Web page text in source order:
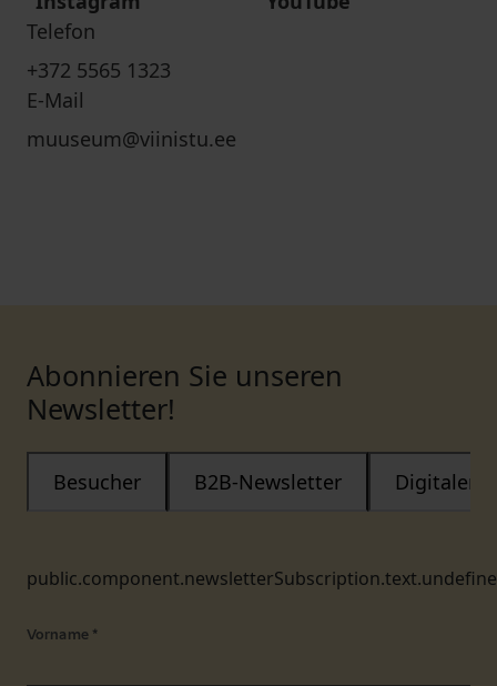
Telefon
+372 5565 1323
E-Mail
muuseum@viinistu.ee
Abonnieren Sie unseren
Newsletter!
Besucher B2B-Newsletter Digitaler
Vorname *